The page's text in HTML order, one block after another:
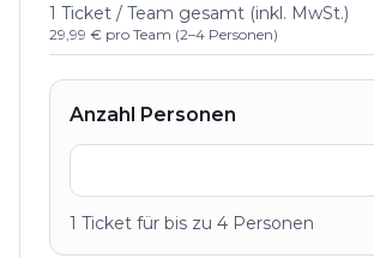
1 Ticket / Team gesamt (inkl. MwSt.)
29,99 € pro Team (2–4 Personen)
Anzahl Personen
1 Ticket für bis zu 4 Personen